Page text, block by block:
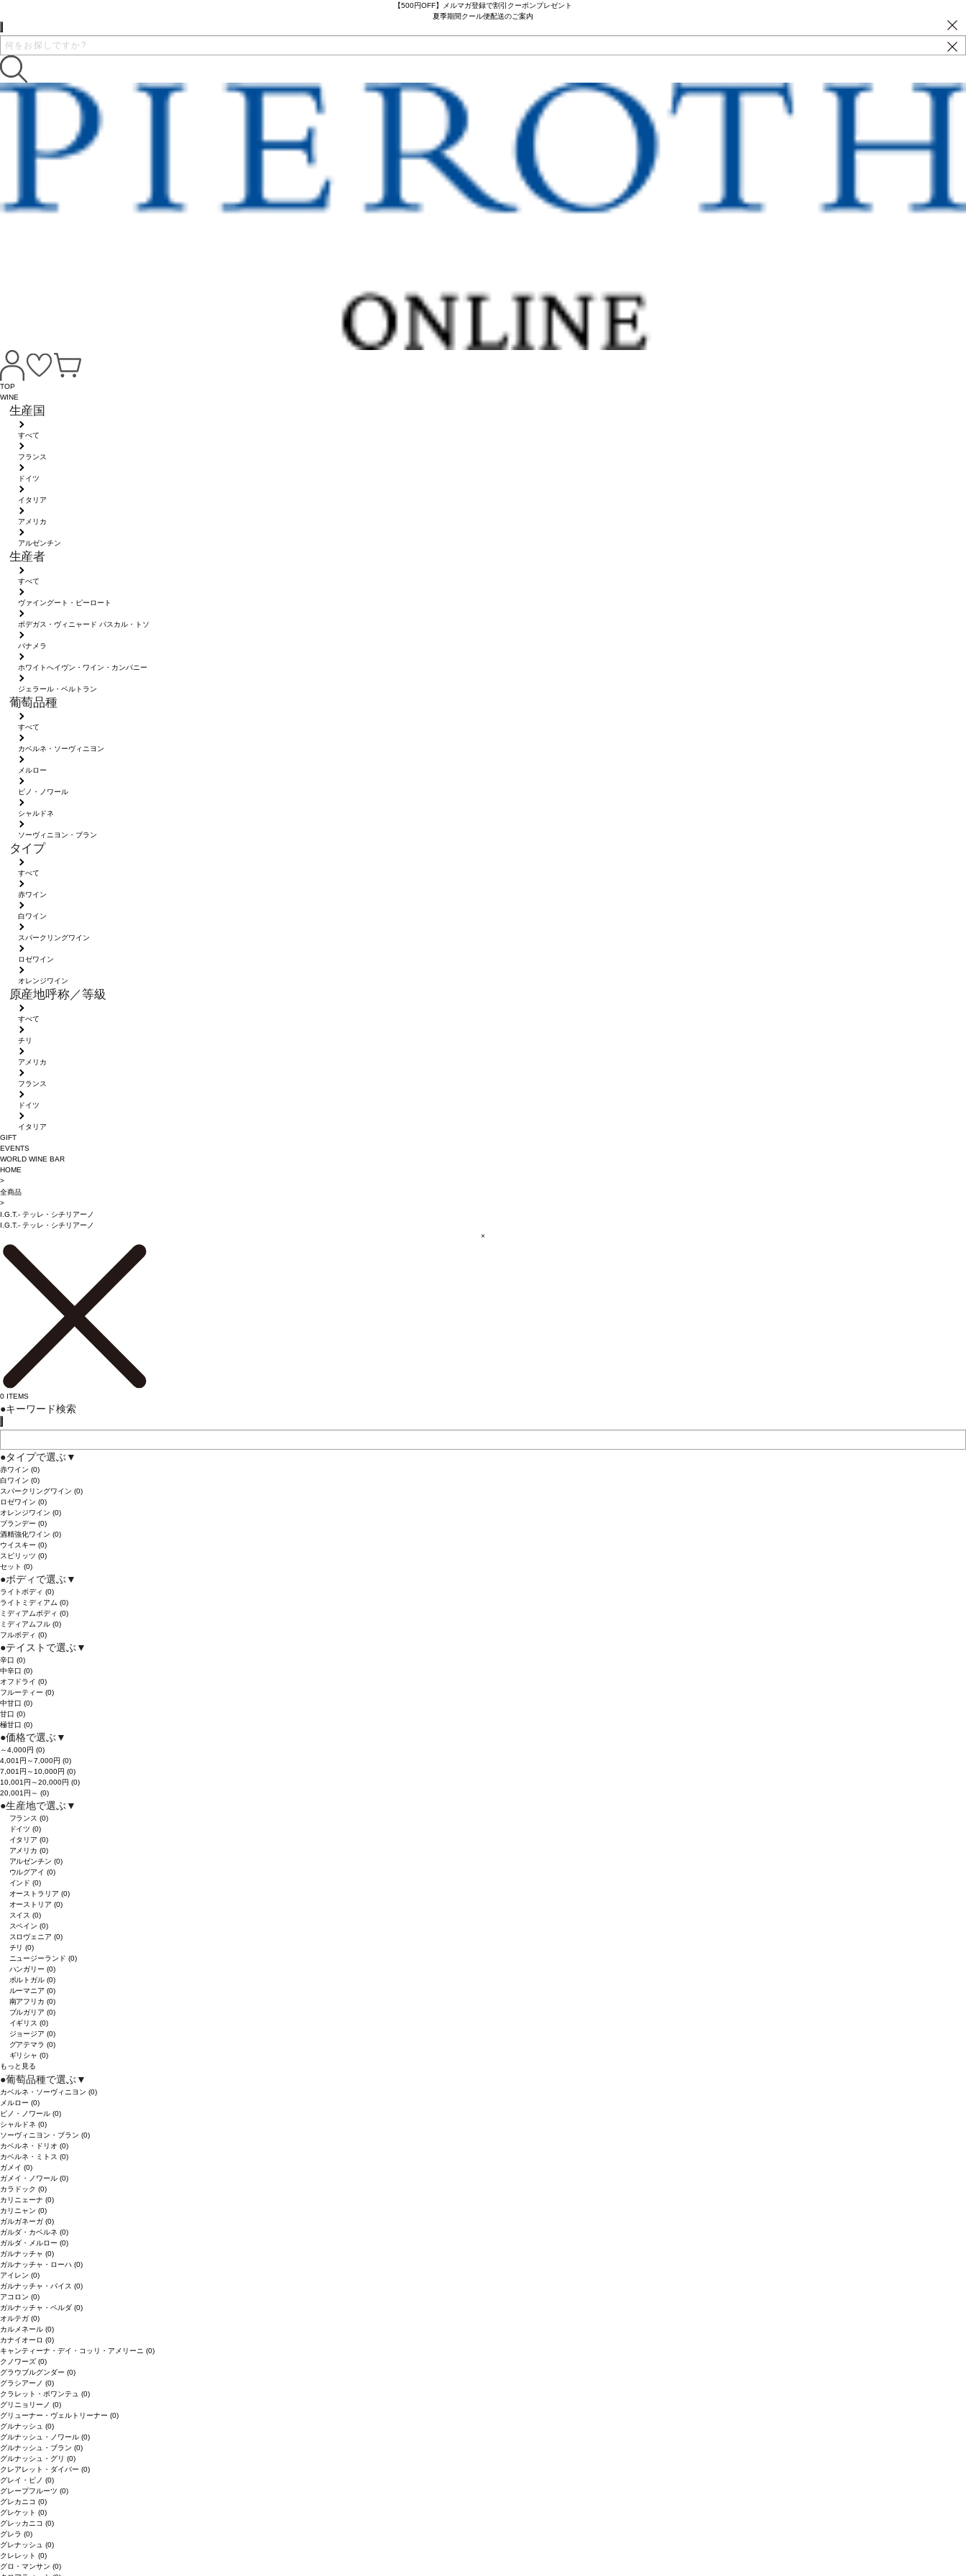
【500円OFF】メルマガ登録で割引クーポンプレゼント
夏季期間クール便配送のご案内
TOP
WINE
生産国
すべて
フランス
ドイツ
イタリア
アメリカ
アルゼンチン
生産者
すべて
ヴァイングート・ピーロート
ボデガス・ヴィニャード パスカル・トソ
パナメラ
ホワイトへイヴン・ワイン・カンパニー
ジェラール・ベルトラン
葡萄品種
すべて
カベルネ・ソーヴィニヨン
メルロー
ピノ・ノワール
シャルドネ
ソーヴィニヨン・ブラン
タイプ
すべて
赤ワイン
白ワイン
スパークリングワイン
ロゼワイン
オレンジワイン
原産地呼称／等級
すべて
チリ
アメリカ
フランス
ドイツ
イタリア
GIFT
EVENTS
WORLD WINE BAR
HOME
>
全商品
>
I.G.T.- テッレ・シチリアーノ
I.G.T.- テッレ・シチリアーノ
×
0 ITEMS
●キーワード検索
●タイプで選ぶ ▼
赤ワイン (0)
白ワイン (0)
スパークリングワイン (0)
ロゼワイン (0)
オレンジワイン (0)
ブランデー (0)
酒精強化ワイン (0)
ウイスキー (0)
スピリッツ (0)
セット (0)
●ボディで選ぶ ▼
ライトボディ (0)
ライトミディアム (0)
ミディアムボディ (0)
ミディアムフル (0)
フルボディ (0)
●テイストで選ぶ ▼
辛口 (0)
中辛口 (0)
オフドライ (0)
フルーティー (0)
中甘口 (0)
甘口 (0)
極甘口 (0)
●価格で選ぶ ▼
～4,000円 (0)
4,001円～7,000円 (0)
7,001円～10,000円 (0)
10,001円～20,000円 (0)
20,001円～ (0)
●生産地で選ぶ ▼
フランス(0)
ドイツ(0)
イタリア(0)
アメリカ(0)
アルゼンチン(0)
ウルグアイ(0)
インド(0)
オーストラリア(0)
オーストリア(0)
スイス(0)
スペイン(0)
スロヴェニア(0)
チリ(0)
ニュージーランド(0)
ハンガリー(0)
ポルトガル(0)
ルーマニア(0)
南アフリカ(0)
ブルガリア(0)
イギリス(0)
ジョージア(0)
グアテマラ(0)
ギリシャ(0)
もっと見る
●葡萄品種で選ぶ ▼
カベルネ・ソーヴィニヨン (0)
メルロー (0)
ピノ・ノワール (0)
シャルドネ (0)
ソーヴィニヨン・ブラン (0)
カベルネ・ドリオ (0)
カベルネ・ミトス (0)
ガメイ (0)
ガメイ・ノワール (0)
カラドック (0)
カリニェーナ (0)
カリニャン (0)
ガルガネーガ (0)
ガルダ・カベルネ (0)
ガルダ・メルロー (0)
ガルナッチャ (0)
ガルナッチャ・ローハ (0)
アイレン (0)
ガルナッチャ・パイス (0)
アコロン (0)
ガルナッチャ・ペルダ (0)
オルテガ (0)
カルメネール (0)
カナイオーロ (0)
キャンティーナ・デイ・コッリ・アメリーニ (0)
クノワーズ (0)
グラウブルグンダー (0)
グラシアーノ (0)
クラレット・ボワンテュ (0)
グリニョリーノ (0)
グリューナー・ヴェルトリーナー (0)
グルナッシュ (0)
グルナッシュ・ノワール (0)
グルナッシュ・ブラン (0)
グルナッシュ・グリ (0)
クレアレット・ダイバー (0)
グレイ・ピノ (0)
グレープフルーツ (0)
グレカニコ (0)
グレケット (0)
グレッカニコ (0)
グレラ (0)
グレナッシュ (0)
クレレット (0)
グロ・マンサン (0)